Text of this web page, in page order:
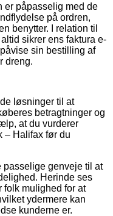
er påpasselig med de
på ordren,
benytter. I relation til
sikrer ens faktura e-
sin bestilling af
dreng.
løsninger til at
betragtninger og
at du vurderer
– Halifax før du
passelige genveje til at
Herinde ses
folk mulighed for at
ydermere kan
kunderne er.